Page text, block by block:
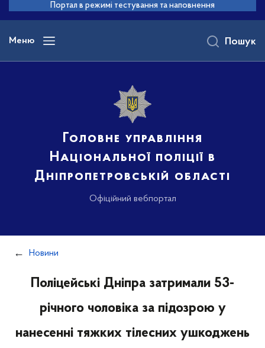
основного
вмісту
Портал в режимі тестування та наповнення
Меню
Головне управління
Національної поліції в
Дніпропетровській області
Офіційний вебпортал
Пошук
Новини
Поліцейські Дніпра затримали 53-
річного чоловіка за підозрою у
нанесенні тяжких тілесних ушкоджень